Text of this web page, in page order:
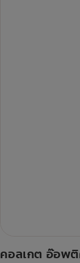
คอลเกต อ๊อพติ